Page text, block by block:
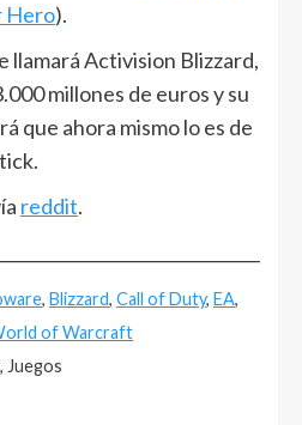
Hero).
llamará Activision Blizzard,
millones de euros y su
que ahora mismo lo es de
reddit.
, Blizzard, Call of Duty, EA,
of Warcraft
Juegos